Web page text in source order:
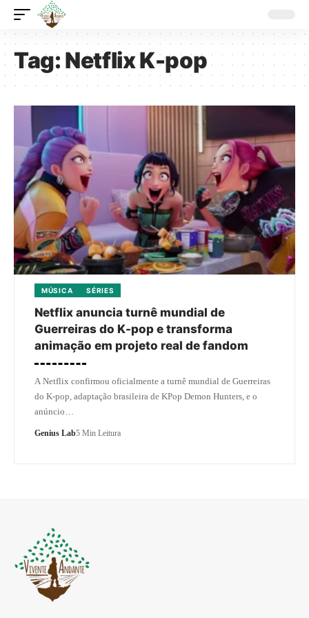
Tag:Netflix K-pop
MÚSICA SÉRIES
Netflix anuncia turnê mundial de
Guerreiras do K-pop e transforma
animação em projeto real de fandom
A Netflix confirmou oficialmente a turnê mundial de Guerreiras
do K-pop, adaptação brasileira de KPop Demon Hunters, e o
anúncio…
Genius Lab5 Min Leitura